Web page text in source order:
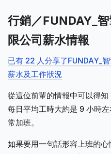
行銷／FUNDAY_
限公司薪水情報
已有 22 人分享了FUNDAY_
薪水及工作狀況
從這位前輩的情報中可以得知
每日平均工時大約是 9 小時
常加班。
如果要用一句話形容上班的